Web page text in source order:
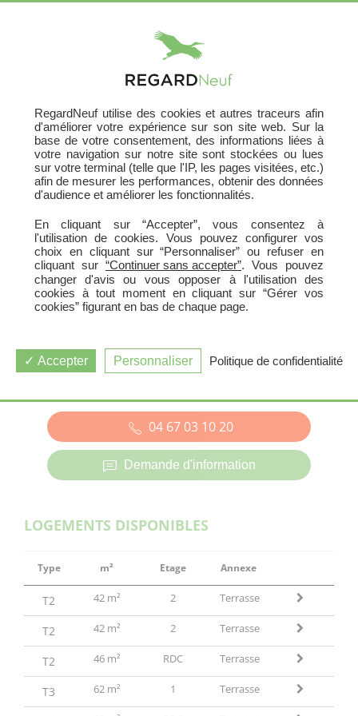
CARRE D'ASTRES
LE CRÈS (34)
04 67 03 10 20
Demande d'information
LOGEMENTS DISPONIBLES
Type m² Etage Annexe
T2 42 m² 2 Terrasse
T2 42 m² 2 Terrasse
T2 46 m² RDC Terrasse
T3 62 m² 1 Terrasse
RegardNeuf utilise des cookies et autres traceurs afin
d'améliorer votre expérience sur son site web. Sur la
base de votre consentement, des informations liées à
votre navigation sur notre site sont stockées ou lues
sur votre terminal (telle que l'IP, les pages visitées, etc.)
afin de mesurer les performances, obtenir des données
d'audience et améliorer les fonctionnalités.
En cliquant sur “Accepter”, vous consentez à
l'utilisation de cookies. Vous pouvez configurer vos
choix en cliquant sur “Personnaliser” ou refuser en
cliquant sur “Continuer sans accepter”. Vous pouvez
changer d'avis ou vous opposer à l'utilisation des
cookies à tout moment en cliquant sur “Gérer vos
cookies” figurant en bas de chaque page.
Accepter Personnaliser Politique de confidentialité